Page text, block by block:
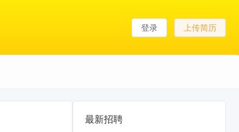
登录 上传简历
最新招聘